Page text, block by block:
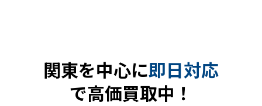
関東を中心に即日対応
で高価買取中！